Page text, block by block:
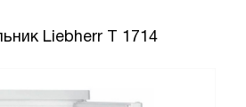
места, надежный. И еще он
но думаю, потом сами будут
Liebherr T 1714